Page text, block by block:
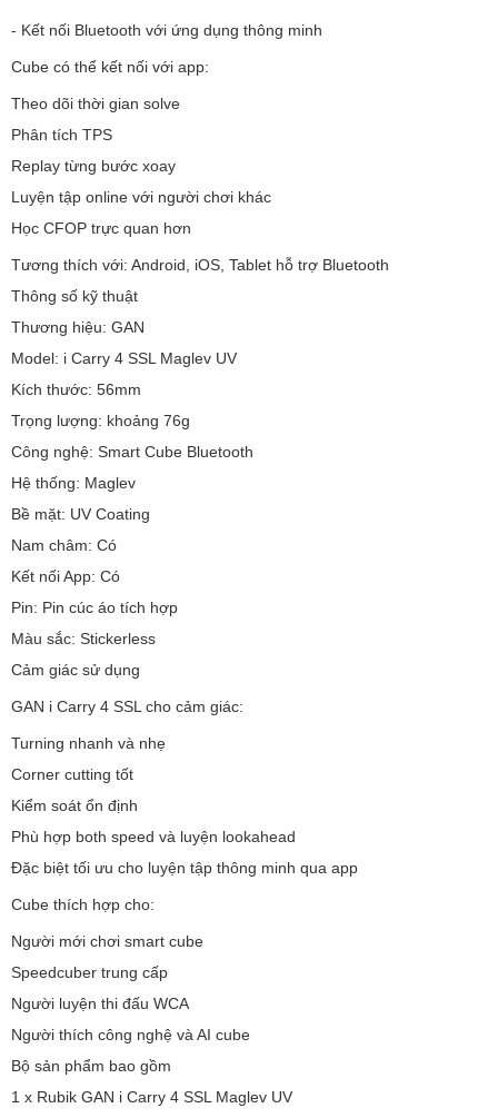
- Kết nối Bluetooth với ứng dụng thông minh
Cube có thể kết nối với app:
Theo dõi thời gian solve
Phân tích TPS
Replay từng bước xoay
Luyện tập online với người chơi khác
Học CFOP trực quan hơn
Tương thích với: Android, iOS, Tablet hỗ trợ Bluetooth
Thông số kỹ thuật
Thương hiệu: GAN
Model: i Carry 4 SSL Maglev UV
Kích thước: 56mm
Trọng lượng: khoảng 76g
Công nghệ: Smart Cube Bluetooth
Hệ thống: Maglev
Bề mặt: UV Coating
Nam châm: Có
Kết nối App: Có
Pin: Pin cúc áo tích hợp
Màu sắc: Stickerless
Cảm giác sử dụng
GAN i Carry 4 SSL cho cảm giác:
Turning nhanh và nhẹ
Corner cutting tốt
Kiểm soát ổn định
Phù hợp both speed và luyện lookahead
Đặc biệt tối ưu cho luyện tập thông minh qua app
Cube thích hợp cho:
Người mới chơi smart cube
Speedcuber trung cấp
Người luyện thi đấu WCA
Người thích công nghệ và AI cube
Bộ sản phẩm bao gồm
1 x Rubik GAN i Carry 4 SSL Maglev UV